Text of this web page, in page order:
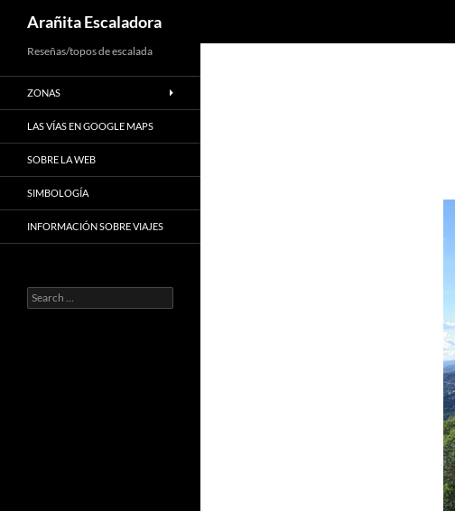
to
content
Arañita Escaladora
Reseñas/topos de escalada
ZONAS
LAS VÍAS EN GOOGLE MAPS
SOBRE LA WEB
SIMBOLOGÍA
INFORMACIÓN SOBRE VIAJES
Search
for: